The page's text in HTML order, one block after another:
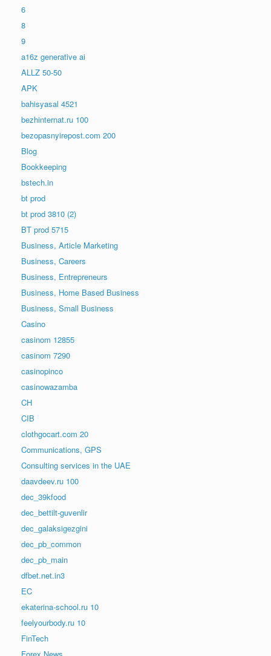
6
8
9
a16z generative ai
ALLZ 50-50
APK
bahisyasal 4521
bezhinternat.ru 100
bezopasnyirepost.com 200
Blog
Bookkeeping
bstech.in
bt prod
bt prod 3810 (2)
BT prod 5715
Business, Article Marketing
Business, Careers
Business, Entrepreneurs
Business, Home Based Business
Business, Small Business
Casino
casinom 12855
casinom 7290
casinopinco
casinowazamba
CH
CIB
clothgocart.com 20
Communications, GPS
Consulting services in the UAE
daavdeev.ru 100
dec_39kfood
dec_bettilt-guvenlir
dec_galaksigezgini
dec_pb_common
dec_pb_main
dfbet.net.in3
EC
ekaterina-school.ru 10
feelyourbody.ru 10
FinTech
Forex News